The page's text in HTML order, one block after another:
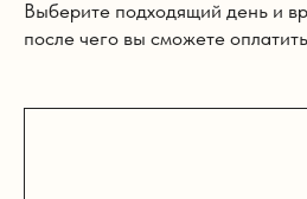
Выберите подходящий день и
после чего вы сможете